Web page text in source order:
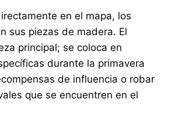
en el mapa, los
sus piezas de madera. El
principal; se coloca en
durante la primavera
de influencia o robar
que se encuentren en el